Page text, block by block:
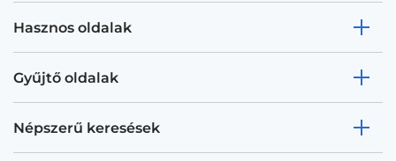
Hasznos oldalak
Gyűjtő oldalak
Népszerű keresések